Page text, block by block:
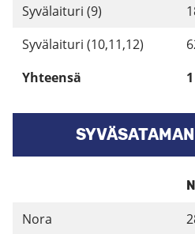
Syvälaituri (9)
Syvälaituri (10,11,12)
Yhteensä
Nora